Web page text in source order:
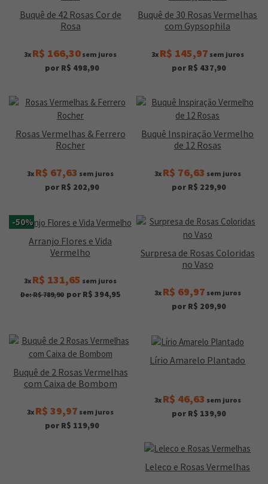
Buquê de 42 Rosas Cor de
Rosa
3x R$ 166,30 sem juros
por R$ 498,90
Buquê de 30 Rosas Vermelhas
com Gypsophila
3x R$ 145,97 sem juros
por R$ 437,90
Rosas Vermelhas & Ferrero
Rocher
3x R$ 67,63 sem juros
por R$ 202,90
Buquê Inspiração Vermelho
de 12 Rosas
3x R$ 76,63 sem juros
por R$ 229,90
-50%
Arranjo Flores e Vida
Vermelho
3x R$ 131,65 sem juros
De: R$ 789,90 por R$ 394,95
Surpresa de Rosas Coloridas
no Vaso
3x R$ 69,97 sem juros
por R$ 209,90
Buquê de 2 Rosas Vermelhas
com Caixa de Bombom
3x R$ 39,97 sem juros
por R$ 119,90
Lírio Amarelo Plantado
3x R$ 46,63 sem juros
por R$ 139,90
Leleco e Rosas Vermelhas